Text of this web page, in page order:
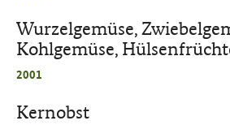
Wurzelgemüse,
Kohlgemüse,
2001
Kernobst